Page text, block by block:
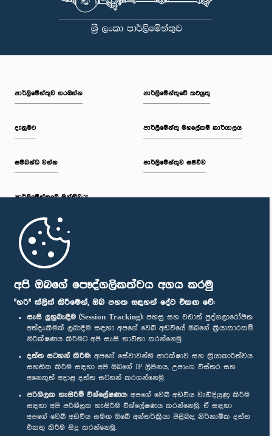
අපි ඔබගේ පෞද්ගලිකත්වය අගය කරමු
"හරි" ක්ලික් කිරීමෙන්, ඔබ පහත සඳහන් දේට එකඟ වේ:
සැසි ලුහුබැඳීම (Session Tracking): පහසු සහ වඩාත් පුද්ගලාරෝපිත
අත්දැකීමක් ලබාදීම සඳහා අපගේ වෙබ් අඩවියේ ඔබගේ ක්‍රියාකාරකම්
නිරීක්ෂණය කිරීමට අපි සැසි භාවිතා කරන්නෙමු.
දත්ත සටහන් කිරීම: අපගේ සේවාවන්හි ආරක්ෂාව සහ ක්‍රියාකාරීත්වය
සහතික කිරීම සඳහා අපි ඔබගේ IP ලිපිනය, උපාංග විස්තර සහ
අනෙකුත් අදාළ දත්ත සටහන් කරගන්නෙමු.
පරිශීලක හැසිරීම් විශ්ලේෂණය: අපගේ වෙබ් අඩවිය වැඩිදියුණු කිරීම
සඳහා අපි පරිශීලක හැසිරීම විශ්ලේෂණය කරන්නෙමු. ඒ සඳහා
අපගේ වෙබ් අඩවිය සමඟ ඔබේ අන්තර්ක්‍රියා පිළිබඳ නිර්නාමික දත්ත
එකතු කිරීම සිදු කරන්නෙමු.
පාර්ලි‌මේන්තුව නරඹන්න
දැනුමට
සම්බන්ධ වන්න
පාර්ලි‌මේන්තුවේ මන්ත්‍රීවරු
මුල් පිටුව
පාර්ලිමේන්තුවේ කටයුතු
පාර්ලිමේන්තු මහලේකම් කාර්යාලය
පාර්ලිමේන්තුව සජීවීව
පාර්ලිමේන්තු ජංගම යෙදුම
අප හා සම්බන්ධ වී සිටින්න :
සම්මාන
පෞද්ගලිකත්ව ප්‍රතිපත්තිය